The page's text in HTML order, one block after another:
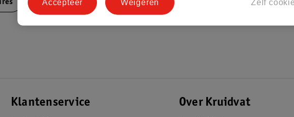
Klantenservice Over Kruidvat
Zelf
Weigeren
Accepteer